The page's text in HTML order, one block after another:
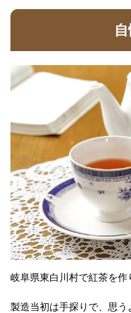
岐阜県東白川村で紅茶を作
製造当初は手探りで、思